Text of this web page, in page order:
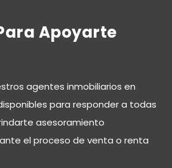
Apoyarte
agentes inmobiliarios en
para responder a todas
asesoramiento
el proceso de venta o renta